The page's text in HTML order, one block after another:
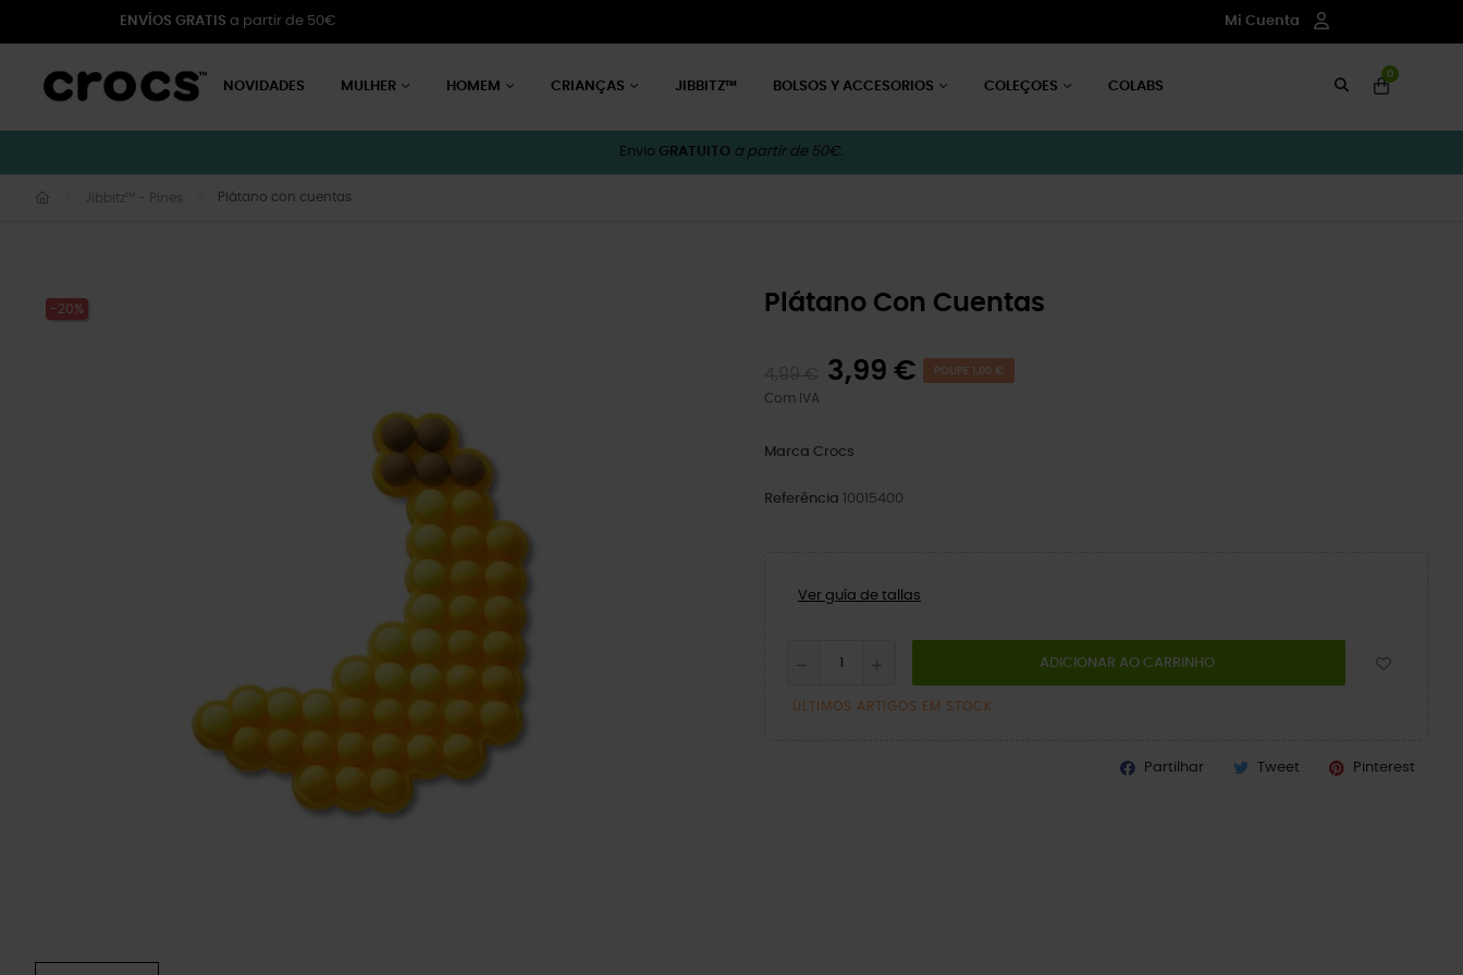
ENVÍOS GRATIS a partir de 50€ Mi Cuenta
NOVIDADES MULHER HOMEM CRIANÇAS JIBBITZ™ BOLSOS Y ACCESORIOS COLEÇOES COLABS
0
Envio GRATUITO a partir de 50€.
Jibbitz™ - Pines Plátano con cuentas
-20% Plátano Con Cuentas
3,99 € POUPE 1,00 €
Com IVA
Marca Crocs
Referência 10015400
Ver guía de tallas
ADICIONAR AO CARRINHO
ÚLTIMOS ARTIGOS EM STOCK
Partilhar Tweet Pinterest